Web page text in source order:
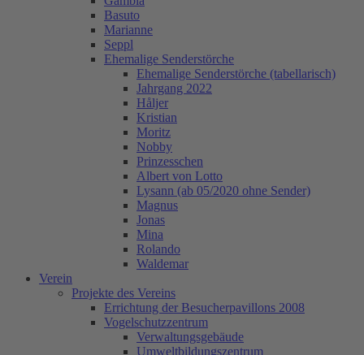
Basuto
Marianne
Seppl
Ehemalige Senderstörche
Ehemalige Senderstörche (tabellarisch)
Jahrgang 2022
Håljer
Kristian
Moritz
Nobby
Prinzesschen
Albert von Lotto
Lysann (ab 05/2020 ohne Sender)
Magnus
Jonas
Mina
Rolando
Waldemar
Verein
Projekte des Vereins
Errichtung der Besucherpavillons 2008
Vogelschutzzentrum
Verwaltungsgebäude
Umweltbildungszentrum